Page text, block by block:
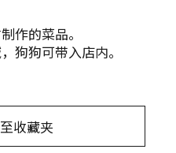
作的菜品。
狗狗可带入店内。
收藏夹